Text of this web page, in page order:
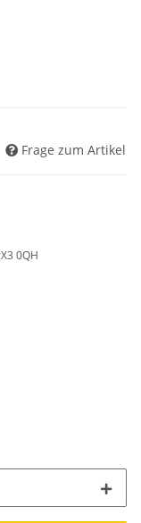
Frage zum Artikel
0QH